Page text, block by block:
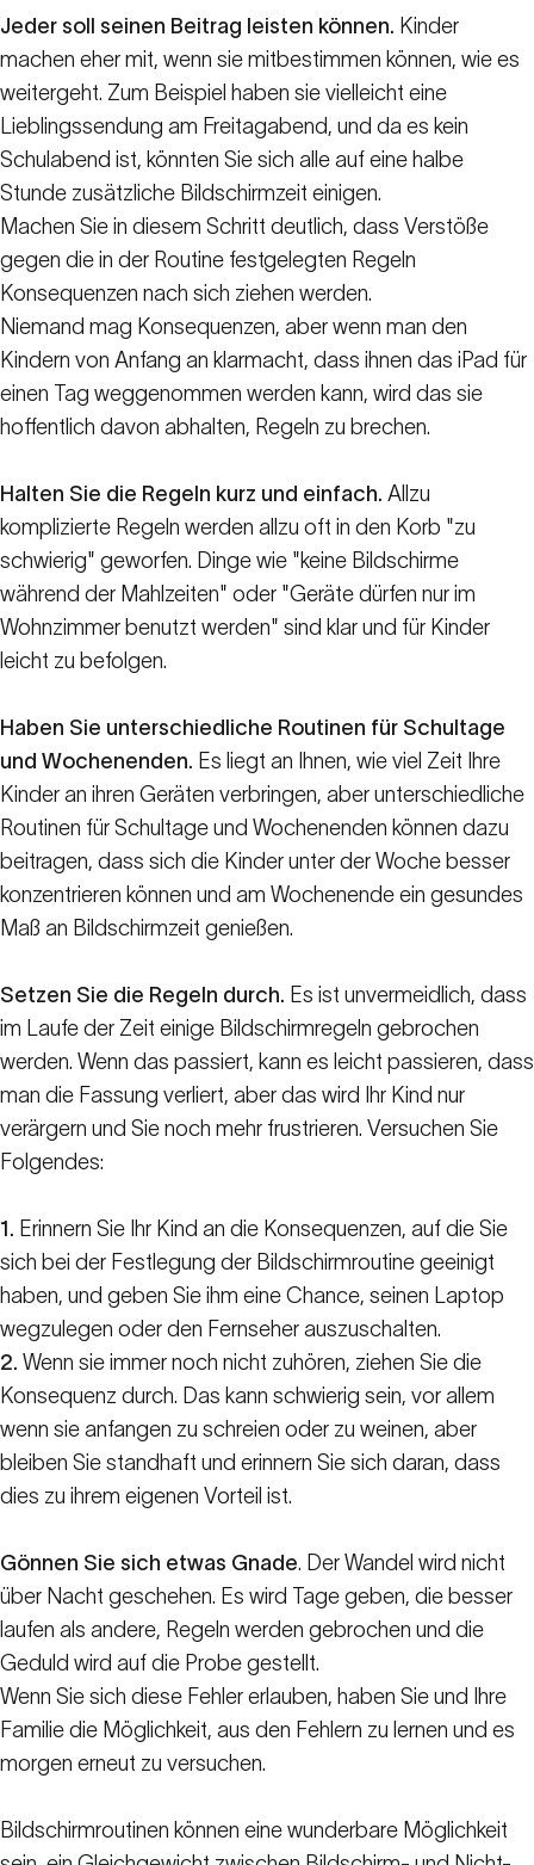
Jeder soll seinen Beitrag leisten können. Kinder
machen eher mit, wenn sie mitbestimmen können, wie es
weitergeht. Zum Beispiel haben sie vielleicht eine
Lieblingssendung am Freitagabend, und da es kein
Schulabend ist, könnten Sie sich alle auf eine halbe
Stunde zusätzliche Bildschirmzeit einigen.
Machen Sie in diesem Schritt deutlich, dass Verstöße
gegen die in der Routine festgelegten Regeln
Konsequenzen nach sich ziehen werden.
Niemand mag Konsequenzen, aber wenn man den
Kindern von Anfang an klarmacht, dass ihnen das iPad für
einen Tag weggenommen werden kann, wird das sie
hoffentlich davon abhalten, Regeln zu brechen.
Halten Sie die Regeln kurz und einfach. Allzu
komplizierte Regeln werden allzu oft in den Korb "zu
schwierig" geworfen. Dinge wie "keine Bildschirme
während der Mahlzeiten" oder "Geräte dürfen nur im
Wohnzimmer benutzt werden" sind klar und für Kinder
leicht zu befolgen.
Haben Sie unterschiedliche Routinen für Schultage
und Wochenenden. Es liegt an Ihnen, wie viel Zeit Ihre
Kinder an ihren Geräten verbringen, aber unterschiedliche
Routinen für Schultage und Wochenenden können dazu
beitragen, dass sich die Kinder unter der Woche besser
konzentrieren können und am Wochenende ein gesundes
Maß an Bildschirmzeit genießen.
Setzen Sie die Regeln durch. Es ist unvermeidlich, dass
im Laufe der Zeit einige Bildschirmregeln gebrochen
werden. Wenn das passiert, kann es leicht passieren, dass
man die Fassung verliert, aber das wird Ihr Kind nur
verärgern und Sie noch mehr frustrieren. Versuchen Sie
Folgendes:
1. Erinnern Sie Ihr Kind an die Konsequenzen, auf die Sie
sich bei der Festlegung der Bildschirmroutine geeinigt
haben, und geben Sie ihm eine Chance, seinen Laptop
wegzulegen oder den Fernseher auszuschalten.
2. Wenn sie immer noch nicht zuhören, ziehen Sie die
Konsequenz durch. Das kann schwierig sein, vor allem
wenn sie anfangen zu schreien oder zu weinen, aber
bleiben Sie standhaft und erinnern Sie sich daran, dass
dies zu ihrem eigenen Vorteil ist.
Gönnen Sie sich etwas Gnade. Der Wandel wird nicht
über Nacht geschehen. Es wird Tage geben, die besser
laufen als andere, Regeln werden gebrochen und die
Geduld wird auf die Probe gestellt.
Wenn Sie sich diese Fehler erlauben, haben Sie und Ihre
Familie die Möglichkeit, aus den Fehlern zu lernen und es
morgen erneut zu versuchen.
Bildschirmroutinen können eine wunderbare Möglichkeit